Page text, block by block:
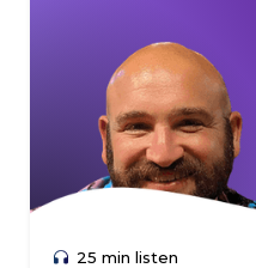
25 min listen